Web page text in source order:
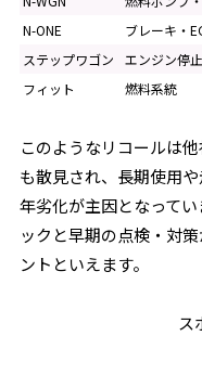
N-ONE
ブレーキ・
ステップワゴン
エンジン停止
フィット
燃料系統
このようなリコールは
も散見され、長期使用
年劣化が主因となって
ックと早期の点検・対
ントといえます。
ス